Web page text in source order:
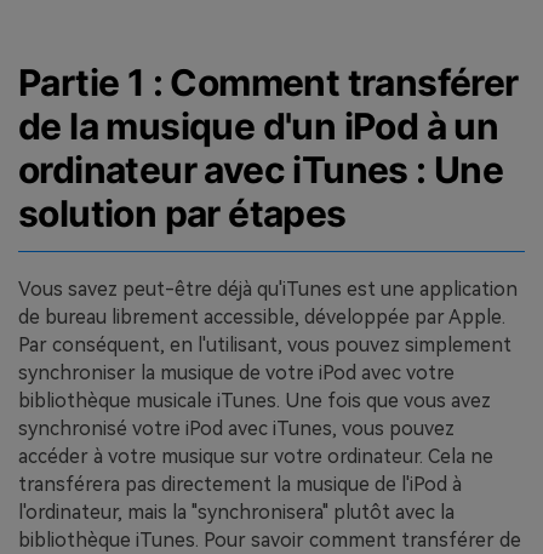
Partie 1 : Comment transférer
de la musique d'un iPod à un
ordinateur avec iTunes : Une
solution par étapes
Vous savez peut-être déjà qu'iTunes est une application
de bureau librement accessible, développée par Apple.
Par conséquent, en l'utilisant, vous pouvez simplement
synchroniser la musique de votre iPod avec votre
bibliothèque musicale iTunes. Une fois que vous avez
synchronisé votre iPod avec iTunes, vous pouvez
accéder à votre musique sur votre ordinateur. Cela ne
transférera pas directement la musique de l'iPod à
l'ordinateur, mais la "synchronisera" plutôt avec la
bibliothèque iTunes. Pour savoir comment transférer de